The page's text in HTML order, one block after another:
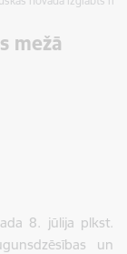
mežā
8. jūlija plkst.
un